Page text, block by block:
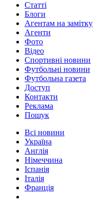
Статті
Блоги
Агентам на замітку
Агенти
Фото
Відео
Спортивні новини
Футбольні новини
Футбольна газета
Доступ
Контакти
Реклама
Пошук
Всі новини
Україна
Англія
Німеччина
Іспанія
Італія
Франція